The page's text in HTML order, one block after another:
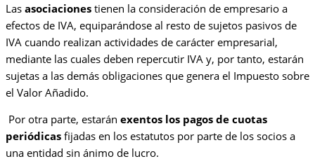
Las asociaciones tienen la consideración de empresario a
efectos de IVA, equiparándose al resto de sujetos pasivos de
IVA cuando realizan actividades de carácter empresarial,
mediante las cuales deben repercutir IVA y, por tanto, estarán
sujetas a las demás obligaciones que genera el Impuesto sobre
el Valor Añadido.
Por otra parte, estarán exentos los pagos de cuotas
periódicas fijadas en los estatutos por parte de los socios a
una entidad sin ánimo de lucro.